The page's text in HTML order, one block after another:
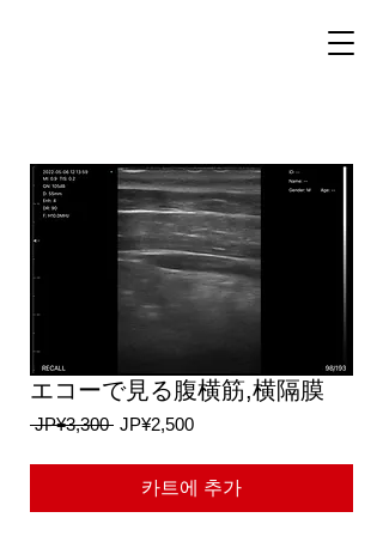
エコーで見る腹横筋,横隔膜
JP¥3,300 일
가
JP¥2,500할
가
카트에 추가